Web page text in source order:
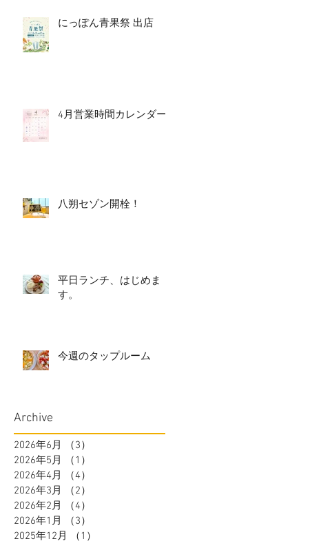
にっぽん青果祭 出店
4月営業時間カレンダー
八朔セゾン開栓！
平日ランチ、はじめま
す。
今週のタップルーム
Archive
2026年6月 （3）
2026年5月
（1）
2026年4月
（4）
2026年3月
（2）
2026年2月
（4）
2026年1月
（3）
2025年12月
（1）